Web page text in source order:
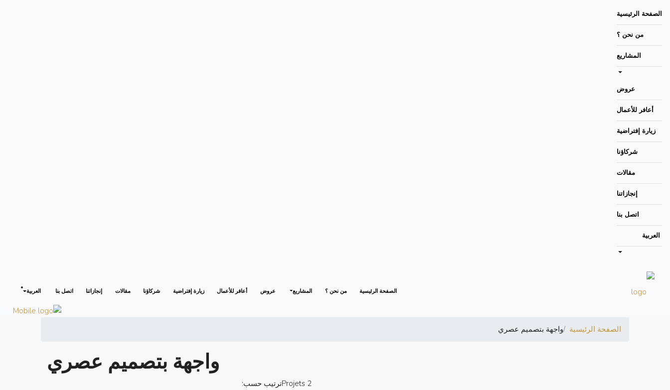
الصفحة الرئيسية
من نحن ؟
المشاريع
عروض
أعافر للأعمال
زيارة إفتراضية
شركاؤنا
مقالات
إنجازاتنا
اتصل بنا
العربية
الصفحة الرئيسية من نحن ؟ المشاريع عروض أعافر للأعمال زيارة إفتراضية شركاؤنا مقالات إنجازاتنا اتصل بنا العربية
الصفحة الرئيسية واجهة بتصميم عصري
واجهة بتصميم عصري
2 Projets ترتيب حسب: